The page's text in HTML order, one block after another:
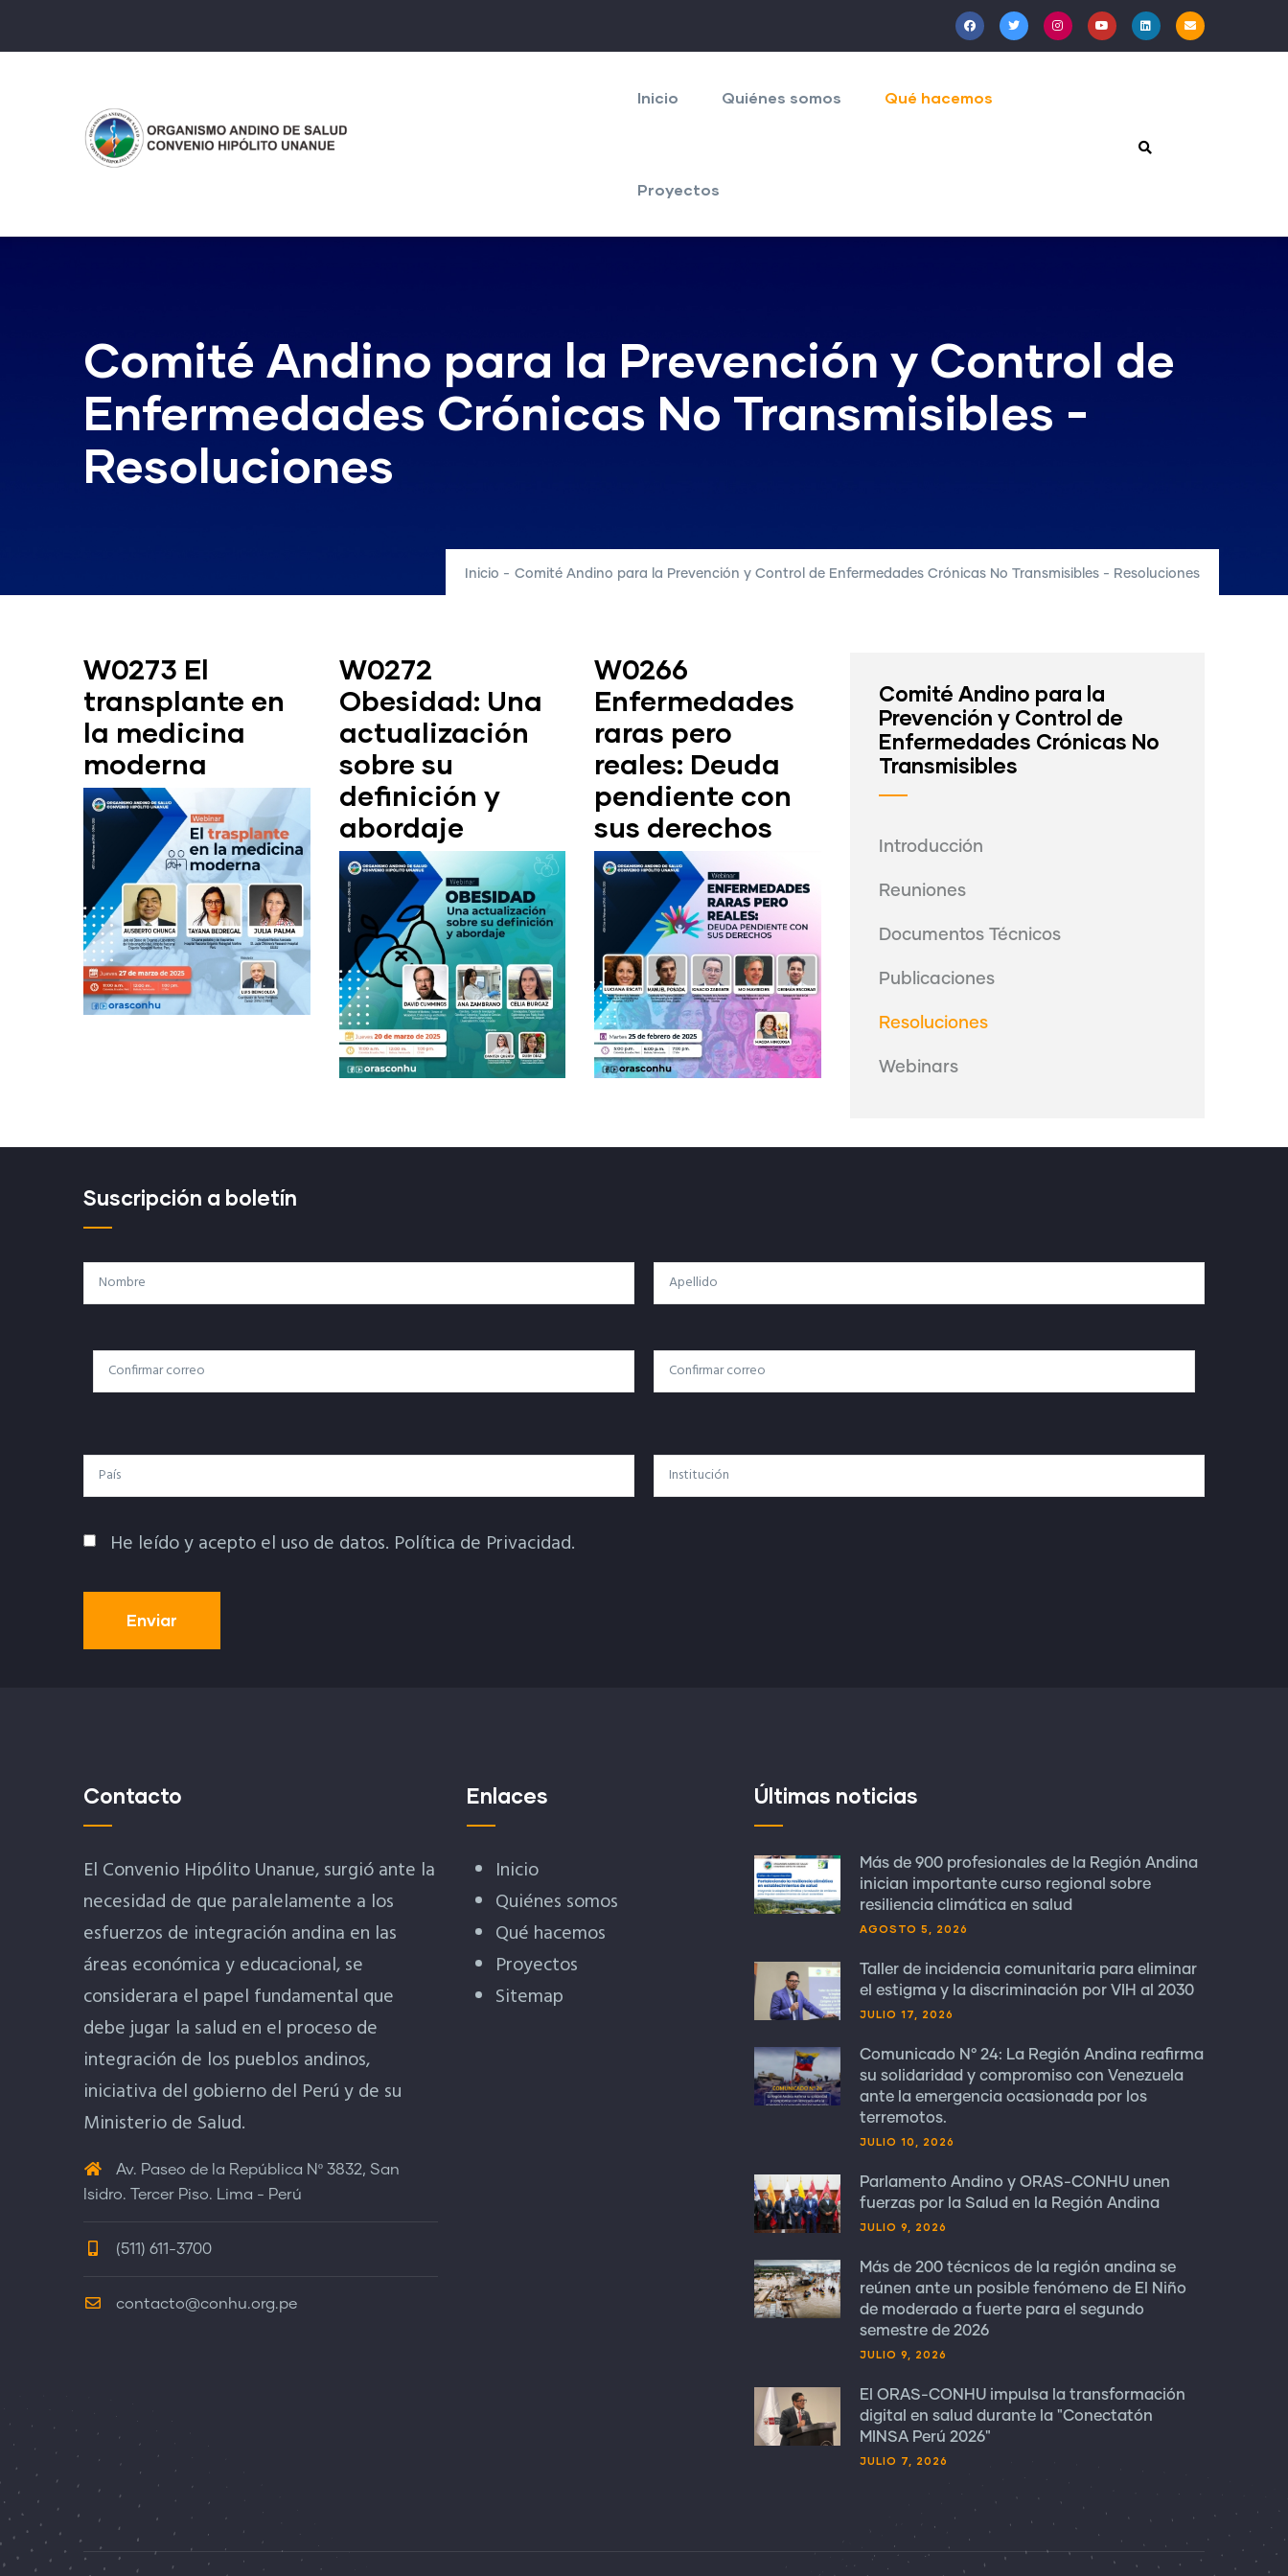
al
principal
Inicio Quiénes somos Qué hacemos
Proyectos
Comité Andino para la Prevención y Control de
Enfermedades Crónicas No Transmisibles -
Resoluciones
Inicio - Comité Andino para la Prevención y Control de Enfermedades Crónicas No Transmisibles - Resoluciones
W0273 El
transplante en
la medicina
moderna
W0272
Obesidad: Una
actualización
sobre su
definición y
abordaje
W0266
Enfermedades
raras pero
reales: Deuda
pendiente con
sus derechos
Comité Andino para la
Prevención y Control de
Enfermedades Crónicas No
Transmisibles
Introducción
Reuniones
Documentos Técnicos
Publicaciones
Resoluciones
Webinars
Suscripción a boletín
Nombre Apellido
Correo
Electrónico
Correo Electrónico Confirmar Correo
País Institución
Política De Privacidad
He leído y acepto el uso de datos. Política de Privacidad.
Contacto
El Convenio Hipólito Unanue, surgió ante la
necesidad de que paralelamente a los
esfuerzos de integración andina en las
áreas económica y educacional, se
considerara el papel fundamental que
debe jugar la salud en el proceso de
integración de los pueblos andinos,
iniciativa del gobierno del Perú y de su
Ministerio de Salud.
Av. Paseo de la República Nº 3832, San
Isidro. Tercer Piso. Lima - Perú
(511) 611-3700
contacto@conhu.org.pe
Enlaces
Inicio
Quiénes somos
Qué hacemos
Proyectos
Sitemap
Últimas noticias
Más de 900 profesionales de la Región Andina
inician importante curso regional sobre
resiliencia climática en salud
AGOSTO 5, 2026
Taller de incidencia comunitaria para eliminar
el estigma y la discriminación por VIH al 2030
JULIO 17, 2026
Comunicado N° 24: La Región Andina reafirma
su solidaridad y compromiso con Venezuela
ante la emergencia ocasionada por los
terremotos.
JULIO 10, 2026
Parlamento Andino y ORAS-CONHU unen
fuerzas por la Salud en la Región Andina
JULIO 9, 2026
Más de 200 técnicos de la región andina se
reúnen ante un posible fenómeno de El Niño
de moderado a fuerte para el segundo
semestre de 2026
JULIO 9, 2026
El ORAS-CONHU impulsa la transformación
digital en salud durante la "Conectatón
MINSA Perú 2026"
JULIO 7, 2026